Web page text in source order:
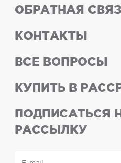
ОБРАТНАЯ
КОНТАКТЫ
ВСЕ ВОПРОСЫ
КУПИТЬ В
ПОДПИСАТЬСЯ
РАССЫЛКУ